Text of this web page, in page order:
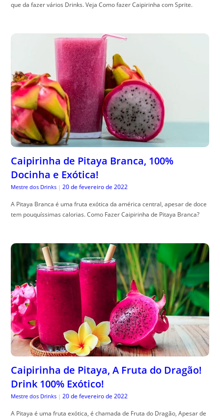
que da fazer vários Drinks. Veja Como fazer Caipirinha com Sprite.
Caipirinha de Pitaya Branca, 100%
Docinha e Exótica!
Mestre dos Drinks | 20 de fevereiro de 2022
A Pitaya Branca é uma fruta exótica da américa central, apesar de doce
tem pouquíssimas calorias. Como Fazer Caipirinha de Pitaya Branca?
Caipirinha de Pitaya, A Fruta do Dragão!
Drink 100% Exótico!
Mestre dos Drinks | 20 de fevereiro de 2022
A Pitaya é uma fruta exótica, é chamada de Fruta do Dragão, Apesar de